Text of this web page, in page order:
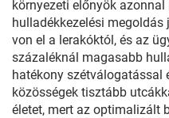
környezeti előnyök azonnal
hulladékkezelési
von el a lerakóktól, és az
százaléknál magasabb
hatékony szétválogatással
közösségek tisztább
életet, mert az optimalizált